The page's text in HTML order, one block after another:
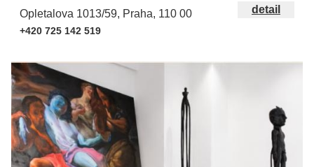
Opletalova 1013/59, Praha, 110 00
+420 725 142 519
detail